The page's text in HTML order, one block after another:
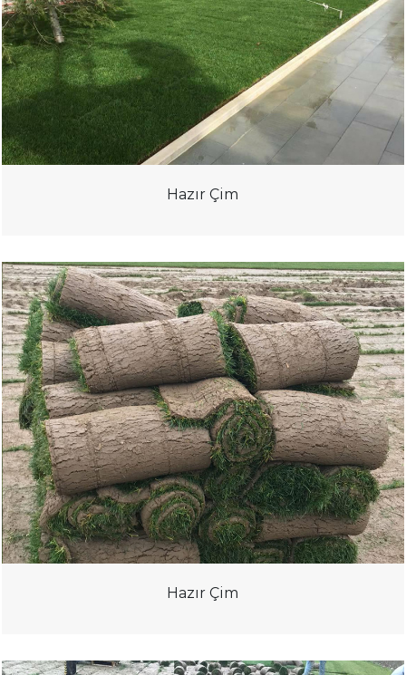
Hazır Çim
Hazır Çim